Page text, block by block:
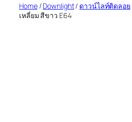
Home/Downlight/ ดาวน์ไลท์ติดลอย
เหลี่ยม สีขาว E64